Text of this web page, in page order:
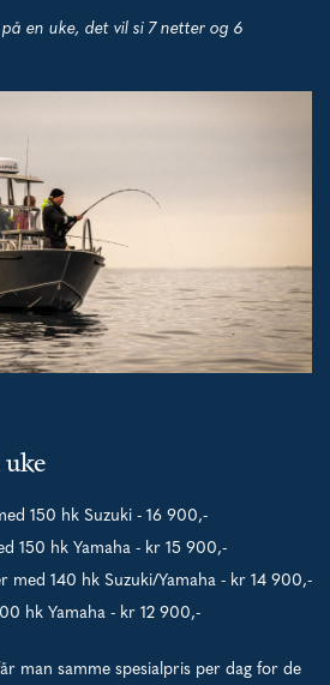
en uke, det vil si 7 netter og 6
150 hk Suzuki - 16 900,-
150 hk Yamaha - kr 15 900,-
med 140 hk Suzuki/Yamaha - kr 14 900,-
hk Yamaha - kr 12 900,-
man samme spesialpris per dag for de